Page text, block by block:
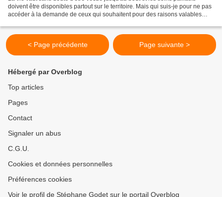
doivent être disponibles partout sur le territoire. Mais qui suis-je pour ne pas
accéder à la demande de ceux qui souhaitent pour des raisons valables
< Page précédente Page suivante >
Hébergé par Overblog
Top articles
Pages
Contact
Signaler un abus
C.G.U.
Cookies et données personnelles
Préférences cookies
Voir le profil de Stéphane Godet sur le portail Overblog